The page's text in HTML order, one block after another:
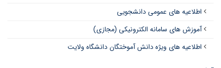
اطلاعیه های عمومی دانشجویی
آموزش های سامانه الکترونیکی (مجازی)
اطلاعیه های ویژه دانش آموختگان دانشگاه ولایت